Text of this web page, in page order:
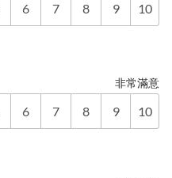
6 7 8 9 10
非常滿意
6 7 8 9 10